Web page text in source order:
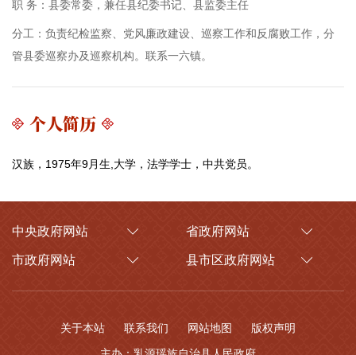
职 务： 县委常委，兼任县纪委书记、县监委主任
分工： 负责纪检监察、党风廉政建设、巡察工作和反腐败工作，分
管县委巡察办及巡察机构。联系一六镇。
个人简历
汉族，1975年9月生,大学，法学学士，中共党员。
中央政府网站 省政府网站
市政府网站 县市区政府网站
关于本站 联系我们 网站地图
版权声明